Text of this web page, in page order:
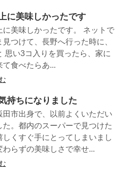
に美味しかったです
に美味しかったです。 ネットで
見つけて、長野へ行った時に、
思い3コ入りを買ったら、家に
て食べたらあ...
持ちになりました
田市出身で、以前よくいただい
た。都内のスーパーで見つけた
しくすぐ手にとってしまいまし
わらずの美味しさで幸せ...